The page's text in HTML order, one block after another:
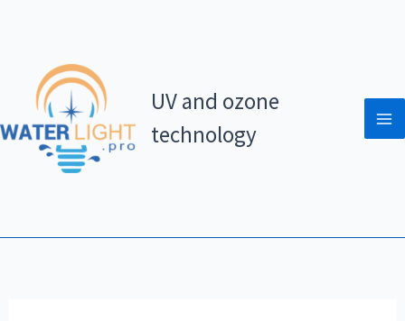
UV and ozone
technology